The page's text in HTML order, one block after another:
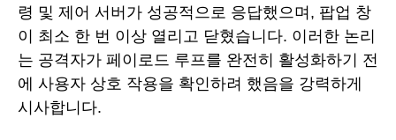
령 및 제어 서버가 성공적으로 응답했으며, 팝업 창
이 최소 한 번 이상 열리고 닫혔습니다. 이러한 논리
는 공격자가 페이로드 루프를 완전히 활성화하기 전
에 사용자 상호 작용을 확인하려 했음을 강력하게
시사합니다.